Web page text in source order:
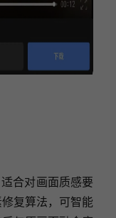
合对画面质感要
复算法，可智能